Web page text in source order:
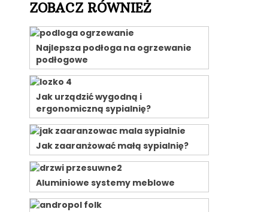
ZOBACZ RÓWNIEŻ
Najlepsza podłoga na ogrzewanie
podłogowe
Jak urządzić wygodną i
ergonomiczną sypialnię?
Jak zaaranżować małą sypialnię?
Aluminiowe systemy meblowe